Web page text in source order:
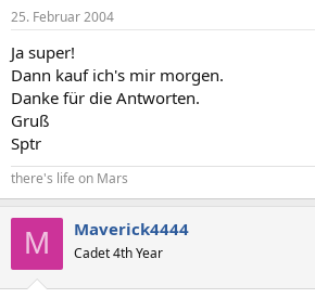
25. Februar 2004
Ja super!
Dann kauf ich's mir morgen.
Danke für die Antworten.
Gruß
Sptr
there's life on Mars
M Maverick4444
Cadet 4th Year